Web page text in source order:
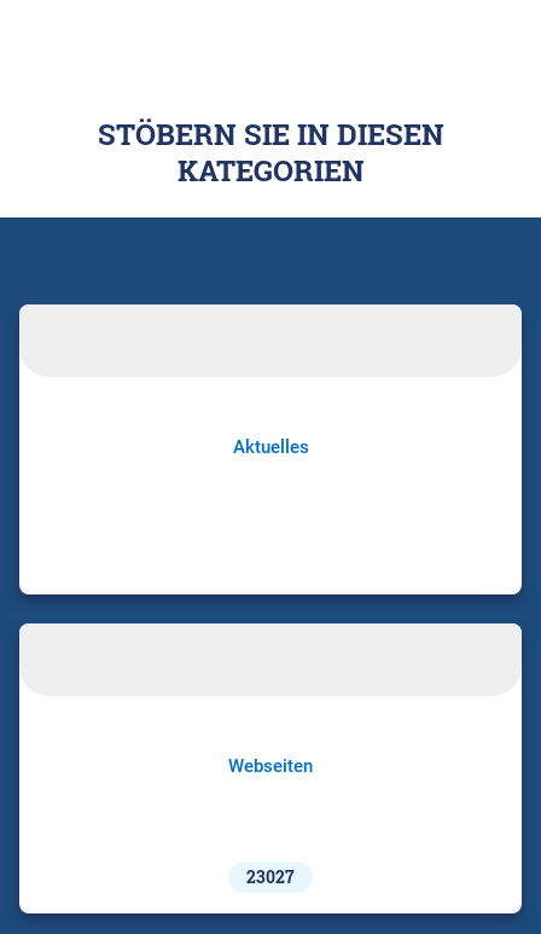
STÖBERN SIE IN DIESEN
KATEGORIEN
Aktuelles
Webseiten
23027